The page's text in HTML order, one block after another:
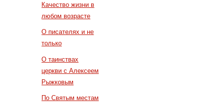
Качество жизни в
любом возрасте
О писателях и не
только
О таинствах
церкви с Алексеем
Рыжковым
По Святым местам